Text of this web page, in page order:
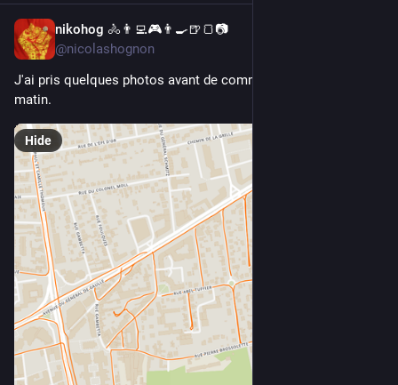
nikohog 🚴👨‍💻🎮👨‍🍳🍺🍞📷
@nicolashognon
J'ai pris quelques photos avant de commencer à bosser ce
matin.
Hide